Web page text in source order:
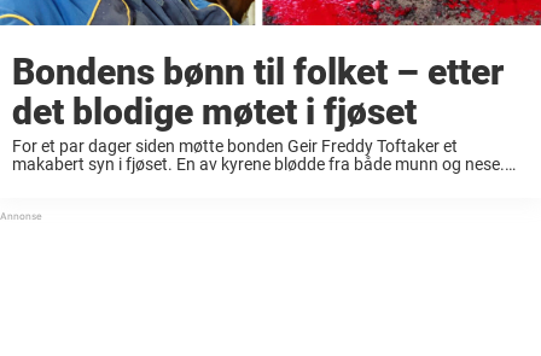
Bondens bønn til folket – etter
det blodige møtet i fjøset
For et par dager siden møtte bonden Geir Freddy Toftaker et
makabert syn i fjøset. En av kyrene blødde fra både munn og nese.